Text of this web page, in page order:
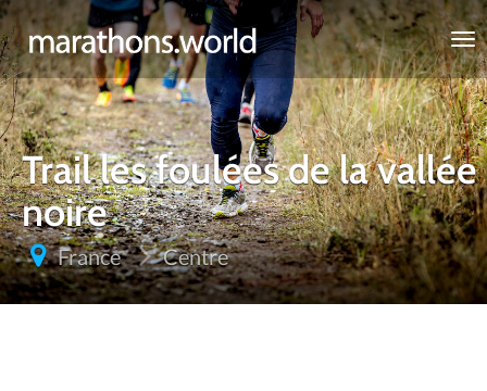
marathons.world
Trail les foulées de la vallée
noire
France Centre